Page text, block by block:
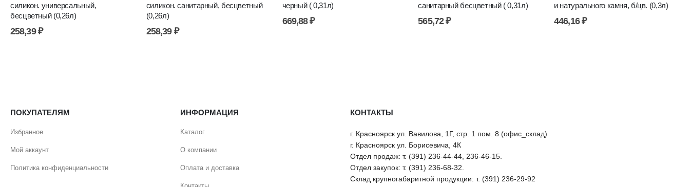
силикон. универсальный,
бесцветный (0,26л)
258,39₽
силикон. санитарный, бесцветный
(0,26л)
258,39 ₽
черный ( 0,31л)
669,88₽
санитарный бесцветный ( 0,31л)
565,72₽
и натурального камня, б/цв. (0,3л)
446,16₽
ПОКУПАТЕЛЯМ
Избранное
Мой аккаунт
Политика конфиденциальности
ИНФОРМАЦИЯ
Каталог
О компании
Оплата и доставка
Контакты
КОНТАКТЫ
г. Красноярск ул. Вавилова, 1Г, стр. 1 пом. 8 (офис_склад)
г. Красноярск ул. Борисевича, 4К
Отдел продаж: т. (391) 236-44-44, 236-46-15.
Отдел закупок: т. (391) 236-68-32.
Склад крупногабаритной продукции: т. (391) 236-29-92